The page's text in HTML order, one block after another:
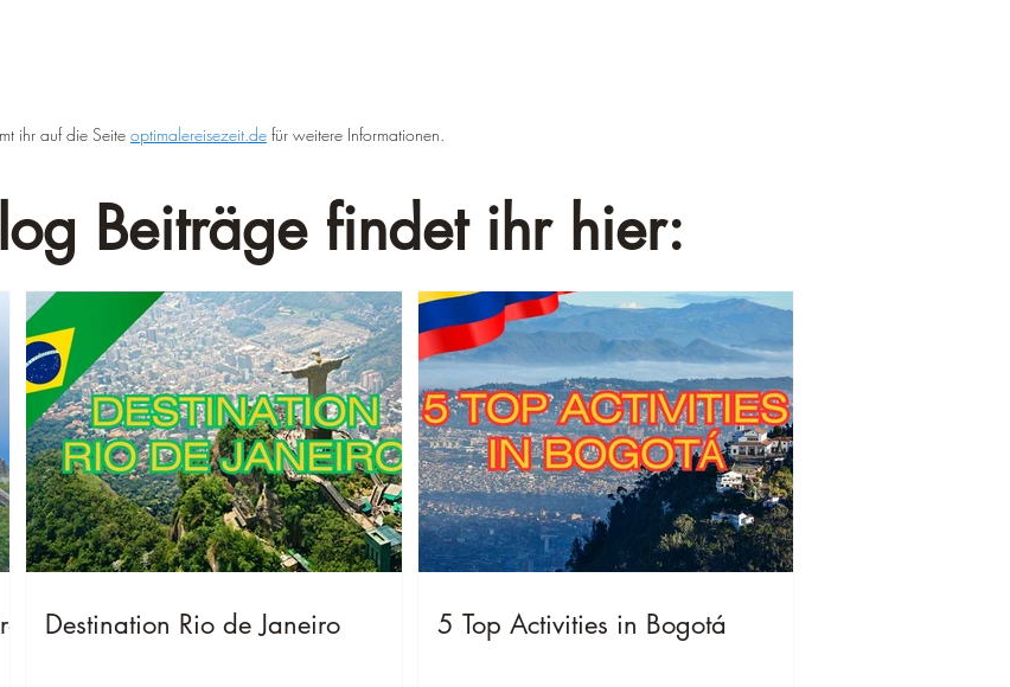
ihr auf die Seite optimalereisezeit.de für weitere Informationen.
Beiträge findet ihr hier:
Destination Rio de Janeiro 5 Top Activities in Bogotá